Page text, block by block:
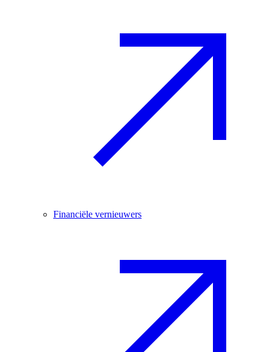
Financiële vernieuwers